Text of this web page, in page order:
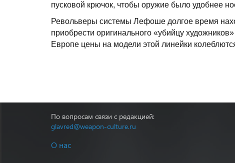
пусковой крючок, чтобы оружие было удобнее
Револьверы системы Лефоше долгое время
приобрести оригинального «убийцу
Европе цены на модели этой линейки
По вопросам связи с редакцией:
glavred@weapon-culture.ru
О нас